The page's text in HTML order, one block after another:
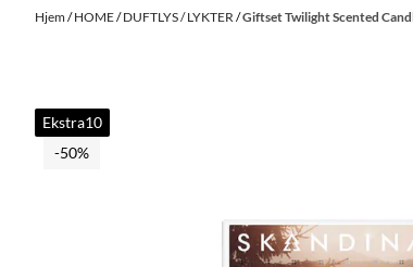
Hjem/HOME/DUFTLYS / LYKTER/Giftset Twilight Scented
Ekstra10
-50%